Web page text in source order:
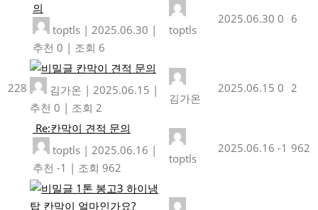
의
toptls | 2025.06.30 |
추천 0 | 조회 6
toptls
2025.06.30 0 6
228
칸막이 견적 문의
김가온 | 2025.06.15 |
추천 0 | 조회 2
김가온
2025.06.15 0 2
Re:칸막이 견적 문의
toptls | 2025.06.16 |
추천 -1 | 조회 962
toptls
2025.06.16 -1 962
1톤 봉고3 하이냉
탑 칸막이 얼마인가요?